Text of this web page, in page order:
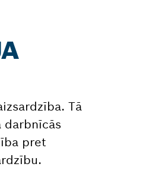
Tā
darbnīcās
pret